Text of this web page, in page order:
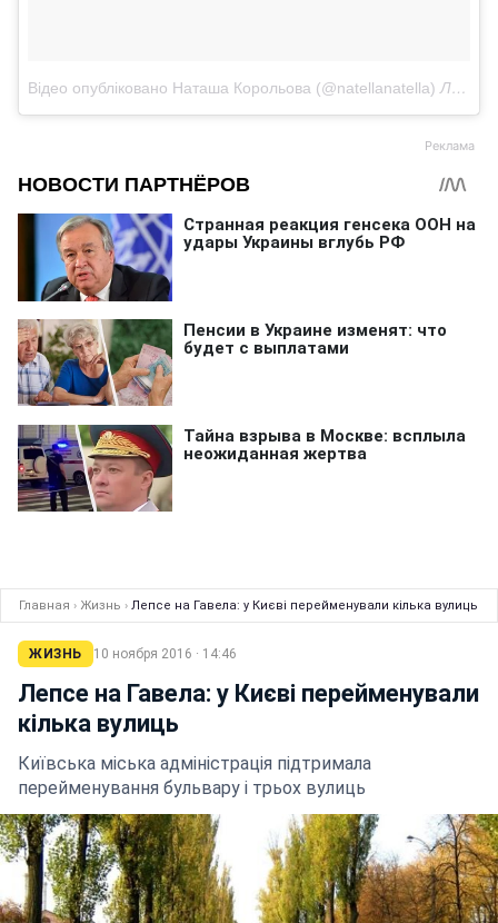
Відео опубліковано Наташа Корольова (@natellanatella) Лис 9 2016 в 3:03 PST
Главная › Жизнь › Лепсе на Гавела: у Києві перейменували кілька вулиць
ЖИЗНЬ 10 ноября 2016 · 14:46
Лепсе на Гавела: у Києві перейменували
кілька вулиць
Київська міська адміністрація підтримала
перейменування бульвару і трьох вулиць